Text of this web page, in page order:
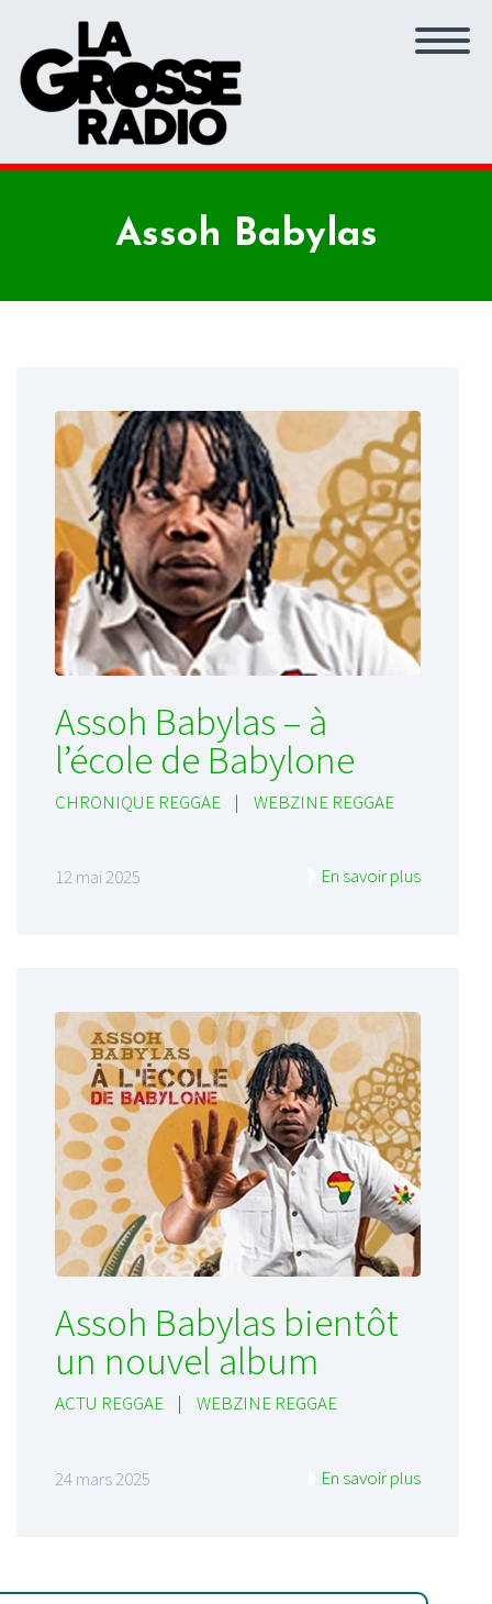
Assoh Babylas
Assoh Babylas – à
l’école de Babylone
CHRONIQUE REGGAE | WEBZINE REGGAE
12 mai 2025 En savoir plus
Assoh Babylas bientôt
un nouvel album
ACTU REGGAE | WEBZINE REGGAE
24 mars 2025 En savoir plus